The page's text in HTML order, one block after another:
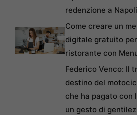
redenzione a Napoli
Come creare un
digitale gratuito
ristorante con
Federico Venco: Il
destino del
che ha pagato con
un gesto di